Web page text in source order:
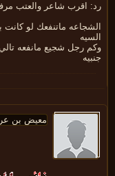
اقرب شاعر والعتب مرفوع
ماتنفعك لو كانت
رجل شجيع مانفعه تالي